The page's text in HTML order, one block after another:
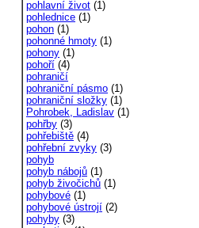
pohlavní život (1)
pohlednice (1)
pohon (1)
pohonné hmoty (1)
pohony (1)
pohoří (4)
pohraničí
pohraniční pásmo (1)
pohraniční složky (1)
Pohrobek, Ladislav (1)
pohřby (3)
pohřebiště (4)
pohřební zvyky (3)
pohyb
pohyb nábojů (1)
pohyb živočichů (1)
pohybové (1)
pohybové ústrojí (2)
pohyby (3)